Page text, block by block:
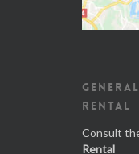
RENTAL
Consult
Rental